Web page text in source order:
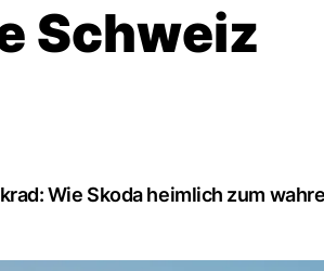
Schweiz
Wie Skoda heimlich zum